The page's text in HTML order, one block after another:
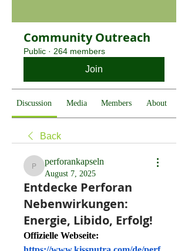
Community Outreach
Public · 264 members
Join
Discussion Media Members About
Back
perforankapseln
perforankapseln
August 7, 2025
Entdecke Perforan
Nebenwirkungen:
Energie, Libido, Erfolg!
Offizielle Webseite: